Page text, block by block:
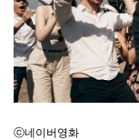
ⓒ네이버영화